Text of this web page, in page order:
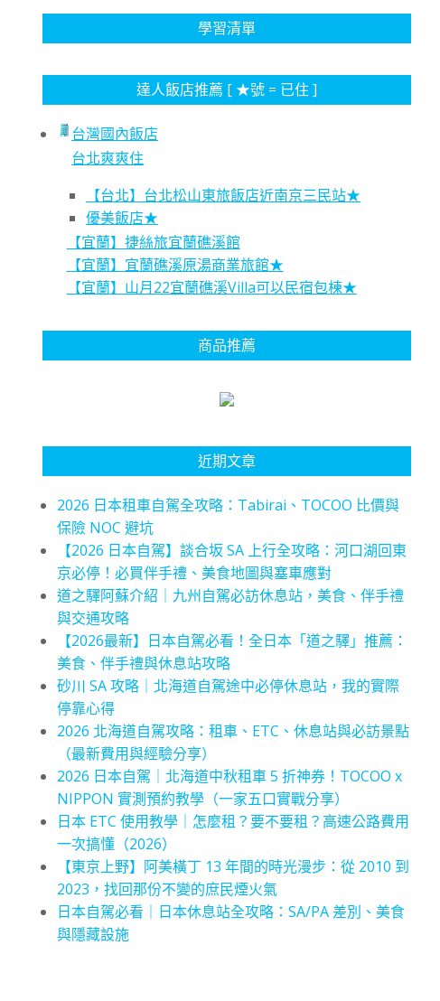
學習清單
達人飯店推薦 [ ★號 = 已住 ]
台灣國內飯店
台北爽爽住
【台北】台北松山東旅飯店近南京三民站★
優美飯店★
【宜蘭】捷絲旅宜蘭礁溪館
【宜蘭】宜蘭礁溪原湯商業旅館★
【宜蘭】山月22宜蘭礁溪Villa可以民宿包棟★
商品推薦
近期文章
2026 日本租車自駕全攻略：Tabirai、TOCOO 比價與
保險 NOC 避坑
【2026 日本自駕】談合坂 SA 上行全攻略：河口湖回東
京必停！必買伴手禮、美食地圖與塞車應對
道之驛阿蘇介紹｜九州自駕必訪休息站，美食、伴手禮
與交通攻略
【2026最新】日本自駕必看！全日本「道之驛」推薦：
美食、伴手禮與休息站攻略
砂川 SA 攻略｜北海道自駕途中必停休息站，我的實際
停靠心得
2026 北海道自駕攻略：租車、ETC、休息站與必訪景點
（最新費用與經驗分享）
2026 日本自駕｜北海道中秋租車 5 折神券！TOCOO x
NIPPON 實測預約教學（一家五口實戰分享）
日本 ETC 使用教學｜怎麼租？要不要租？高速公路費用
一次搞懂（2026）
【東京上野】阿美橫丁 13 年間的時光漫步：從 2010 到
2023，找回那份不變的庶民煙火氣
日本自駕必看｜日本休息站全攻略：SA/PA 差別、美食
與隱藏設施